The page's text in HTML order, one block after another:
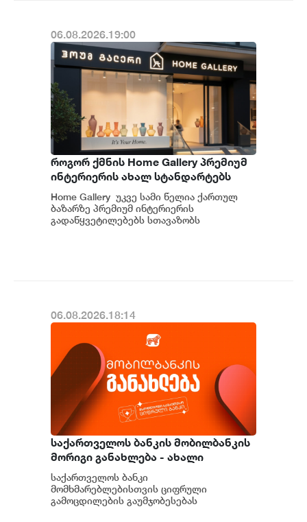
06.08.2026.19:00
როგორ ქმნის Home Gallery პრემიუმ
ინტერიერის ახალ სტანდარტებს
საქართველოში
Home Gallery უკვე სამი წელია ქართულ
ბაზარზე პრემიუმ ინტერიერის
გადაწყვეტილებებს სთავაზობს
06.08.2026.18:14
საქართველოს ბანკის მობილბანკის
მორიგი განახლება - ახალი
შესაძლებლობები
მომხმარებლებისთვის
საქართველოს ბანკი
მომხმარებლებისთვის ციფრული
გამოცდილების გაუმჯობესებას